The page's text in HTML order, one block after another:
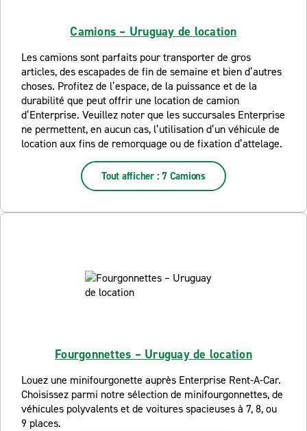
Camions – Uruguay de location
Les camions sont parfaits pour transporter de gros
articles, des escapades de fin de semaine et bien d’autres
choses. Profitez de l’espace, de la puissance et de la
durabilité que peut offrir une location de camion
d’Enterprise. Veuillez noter que les succursales Enterprise
ne permettent, en aucun cas, l’utilisation d’un véhicule de
location aux fins de remorquage ou de fixation d’attelage.
Tout afficher : 7 Camions
Fourgonnettes – Uruguay de location
Louez une minifourgonette auprès Enterprise Rent-A-Car.
Choisissez parmi notre sélection de minifourgonnettes, de
véhicules polyvalents et de voitures spacieuses à 7, 8, ou
9 places.